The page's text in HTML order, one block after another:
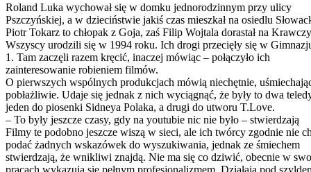
Roland Luka wychował się w domku jednorodzinnym przy ulicy
Pszczyńskiej, a w dzieciństwie jakiś czas mieszkał na osiedlu
Piotr Tokarz to chłopak z Goja, zaś Filip Wojtala dorastał na
Wszyscy urodzili się w 1994 roku. Ich drogi przecięły się w
1. Tam zaczęli razem kręcić, inaczej mówiąc – połączyło ich
zainteresowanie robieniem filmów.
O pierwszych wspólnych produkcjach mówią niechętnie,
pobłażliwie. Udaje się jednak z nich wyciągnąć, że były to dwa
jeden do piosenki Sidneya Polaka, a drugi do utworu T.Love.
– To były jeszcze czasy, gdy na youtubie nic nie było – stwierdzają
Filmy te podobno jeszcze wiszą w sieci, ale ich twórcy zgodnie nie
podać żadnych wskazówek do wyszukiwania, jednak ze śmiechem
stwierdzają, że wnikliwi znajdą. Nie ma się co dziwić, obecnie w
pracach wykazują się pełnym profesjonalizmem. Działają pod